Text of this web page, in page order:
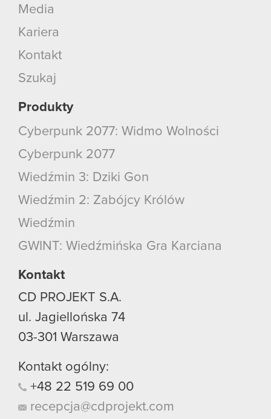
Media
Kariera
Kontakt
Szukaj
Produkty
Cyberpunk 2077: Widmo Wolności
Cyberpunk 2077
Wiedźmin 3: Dziki Gon
Wiedźmin 2: Zabójcy Królów
Wiedźmin
GWINT: Wiedźmińska Gra Karciana
Kontakt
CD PROJEKT S.A.
ul. Jagiellońska 74
03-301 Warszawa
Kontakt ogólny:
+48 22 519 69 00
recepcja@cdprojekt.com